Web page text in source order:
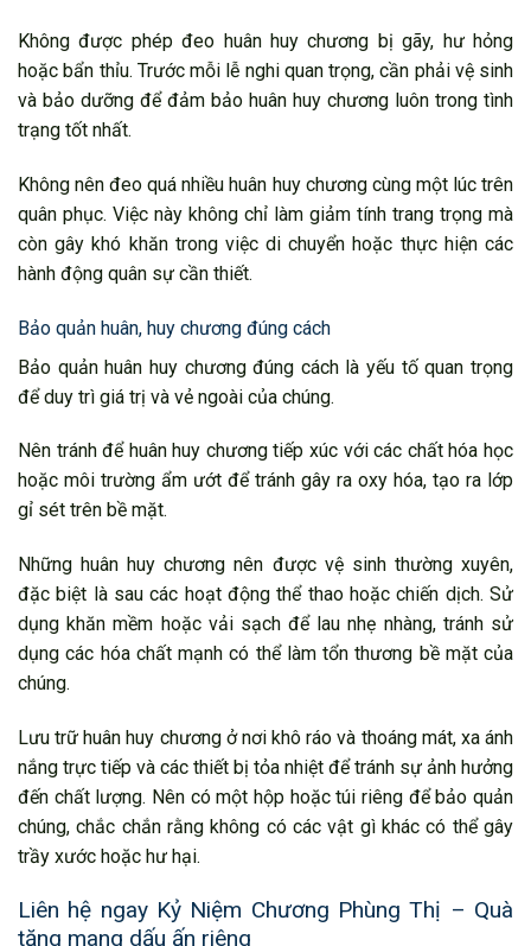
Không được phép đeo huân huy chương bị gãy, hư hỏng
hoặc bẩn thỉu. Trước mỗi lễ nghi quan trọng, cần phải vệ sinh
và bảo dưỡng để đảm bảo huân huy chương luôn trong tình
trạng tốt nhất.
Không nên đeo quá nhiều huân huy chương cùng một lúc trên
quân phục. Việc này không chỉ làm giảm tính trang trọng mà
còn gây khó khăn trong việc di chuyển hoặc thực hiện các
hành động quân sự cần thiết.
Bảo quản huân, huy chương đúng cách
Bảo quản huân huy chương đúng cách là yếu tố quan trọng
để duy trì giá trị và vẻ ngoài của chúng.
Nên tránh để huân huy chương tiếp xúc với các chất hóa học
hoặc môi trường ẩm ướt để tránh gây ra oxy hóa, tạo ra lớp
gỉ sét trên bề mặt.
Những huân huy chương nên được vệ sinh thường xuyên,
đặc biệt là sau các hoạt động thể thao hoặc chiến dịch. Sử
dụng khăn mềm hoặc vải sạch để lau nhẹ nhàng, tránh sử
dụng các hóa chất mạnh có thể làm tổn thương bề mặt của
chúng.
Lưu trữ huân huy chương ở nơi khô ráo và thoáng mát, xa ánh
nắng trực tiếp và các thiết bị tỏa nhiệt để tránh sự ảnh hưởng
đến chất lượng. Nên có một hộp hoặc túi riêng để bảo quản
chúng, chắc chắn rằng không có các vật gì khác có thể gây
trầy xước hoặc hư hại.
Liên hệ ngay Kỷ Niệm Chương Phùng Thị – Quà
tặng mang dấu ấn riêng